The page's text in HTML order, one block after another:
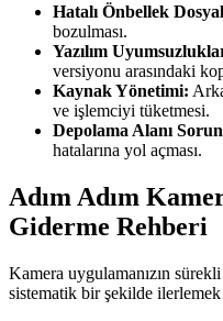
Hatalı Önbellek
bozulması.
Yazılım
versiyonu arasındaki
Kaynak Yönetimi:
ve işlemciyi tüketmesi.
Depolama Alanı
hatalarına yol açması.
Adım Adım
Giderme Rehberi
Kamera uygulamanızın
sistematik bir şekilde ilerlemek